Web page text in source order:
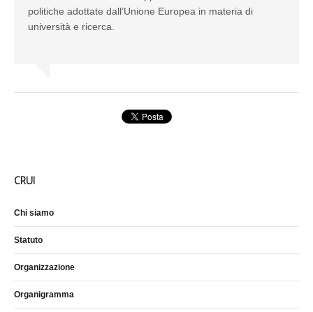
politiche adottate dall’Unione Europea in materia di
università e ricerca.
CRUI
Chi siamo
Statuto
Organizzazione
Organigramma